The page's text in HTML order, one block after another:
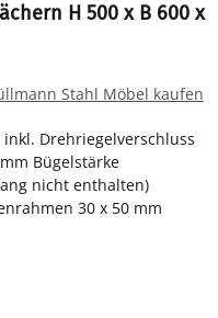
H 500 x B 600 x
Stahl Möbel kaufen
Drehriegelverschluss
Bügelstärke
nicht enthalten)
30 x 50 mm